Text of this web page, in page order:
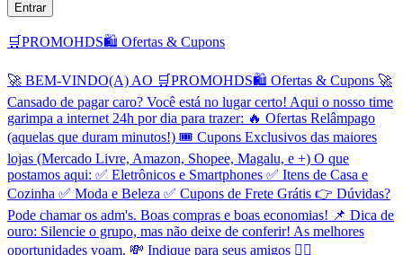
Entrar
🛒PROMOHDS🛍️ Ofertas & Cupons
🚀 BEM-VINDO(A) AO 🛒PROMOHDS🛍️ Ofertas & Cupons 🚀
Cansado de pagar caro? Você está no lugar certo! Aqui o nosso time
garimpa a internet 24h por dia para trazer: 🔥 Ofertas Relâmpago
(aquelas que duram minutos!) 🎟️ Cupons Exclusivos das maiores
lojas (Mercado Livre, Amazon, Shopee, Magalu, e +) O que
postamos aqui: ✅ Eletrônicos e Smartphones ✅ Itens de Casa e
Cozinha ✅ Moda e Beleza ✅ Cupons de Frete Grátis 👉 Dúvidas?
Pode chamar os adm's. Boas compras e boas economias! 📌 Dica de
ouro: Silencie o grupo, mas não deixe de conferir! As melhores
oportunidades voam. 💸 Indique para seus amigos 👇🏻